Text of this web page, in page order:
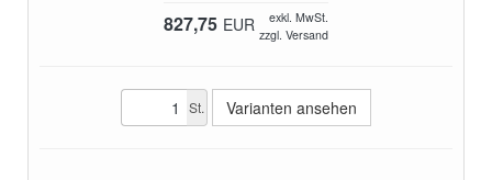
827,75 EUR
exkl. MwSt.
zzgl. Versand
St. Varianten ansehen